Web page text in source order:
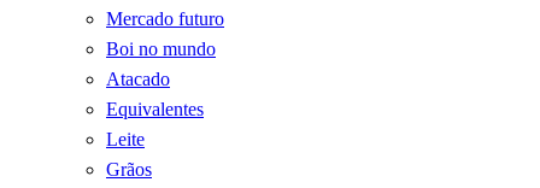
Mercado futuro
Boi no mundo
Atacado
Equivalentes
Leite
Grãos